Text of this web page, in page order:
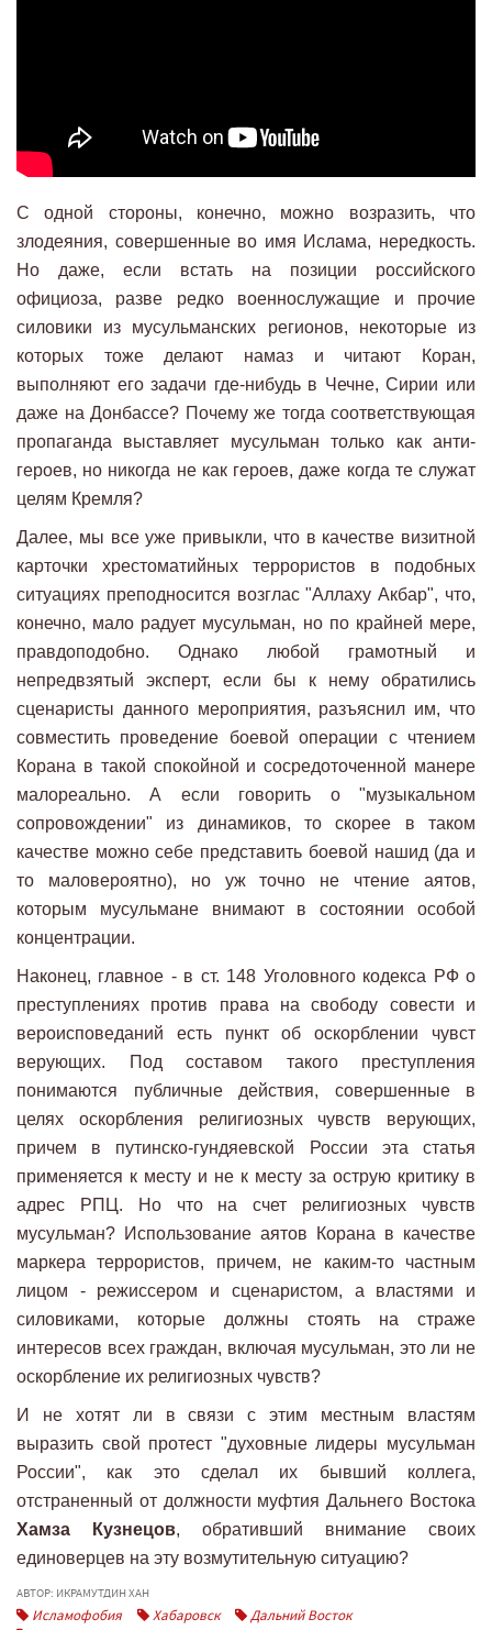
С одной стороны, конечно, можно возразить, что
злодеяния, совершенные во имя Ислама, нередкость.
Но даже, если встать на позиции российского
официоза, разве редко военнослужащие и прочие
силовики из мусульманских регионов, некоторые из
которых тоже делают намаз и читают Коран,
выполняют его задачи где-нибудь в Чечне, Сирии или
даже на Донбассе? Почему же тогда соответствующая
пропаганда выставляет мусульман только как анти-
героев, но никогда не как героев, даже когда те служат
целям Кремля?
Далее, мы все уже привыкли, что в качестве визитной
карточки хрестоматийных террористов в подобных
ситуациях преподносится возглас "Аллаху Акбар", что,
конечно, мало радует мусульман, но по крайней мере,
правдоподобно. Однако любой грамотный и
непредвзятый эксперт, если бы к нему обратились
сценаристы данного мероприятия, разъяснил им, что
совместить проведение боевой операции с чтением
Корана в такой спокойной и сосредоточенной манере
малореально. А если говорить о "музыкальном
сопровождении" из динамиков, то скорее в таком
качестве можно себе представить боевой нашид (да и
то маловероятно), но уж точно не чтение аятов,
которым мусульмане внимают в состоянии особой
концентрации.
Наконец, главное - в ст. 148 Уголовного кодекса РФ о
преступлениях против права на свободу совести и
вероисповеданий есть пункт об оскорблении чувст
верующих. Под составом такого преступления
понимаются публичные действия, совершенные в
целях оскорбления религиозных чувств верующих,
причем в путинско-гундяевской России эта статья
применяется к месту и не к месту за острую критику в
адрес РПЦ. Но что на счет религиозных чувств
мусульман? Использование аятов Корана в качестве
маркера террористов, причем, не каким-то частным
лицом - режиссером и сценаристом, а властями и
силовиками, которые должны стоять на страже
интересов всех граждан, включая мусульман, это ли не
оскорбление их религиозных чувств?
И не хотят ли в связи с этим местным властям
выразить свой протест "духовные лидеры мусульман
России", как это сделал их бывший коллега,
отстраненный от должности муфтия Дальнего Востока
Хамза Кузнецов, обративший внимание своих
единоверцев на эту возмутительную ситуацию?
АВТОР: ИКРАМУТДИН ХАН
Исламофобия Хабаровск
Дальний Восток